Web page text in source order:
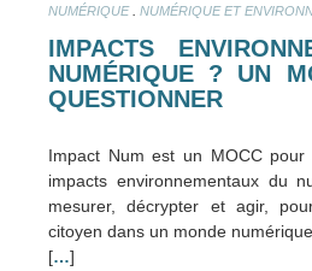
NUMÉRIQUE. NUMÉRIQUE ET
IMPACTS
NUMÉRIQUE ? UN
QUESTIONNER
Impact Num est un MOCC
impacts environnementaux du
mesurer, décrypter et agir,
citoyen dans un monde
[…]